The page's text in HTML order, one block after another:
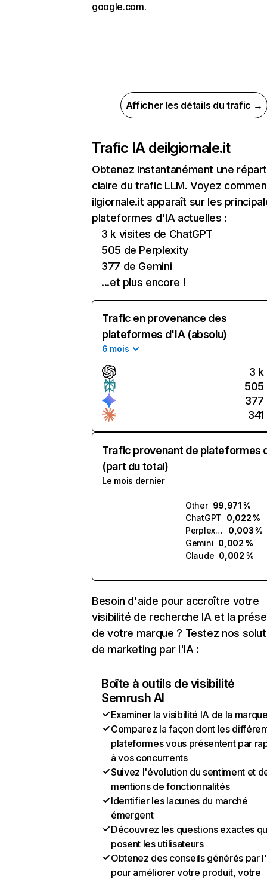
google.com.
Afficher les détails du trafic →
Trafic IA deilgiornale.it
Obtenez instantanément une
claire du trafic LLM. Voyez
ilgiornale.it apparaît sur les
plateformes d'IA actuelles :
3 k visites de ChatGPT
505 de Perplexity
377 de Gemini
...et plus encore !
Trafic en provenance des
plateformes d'IA (absolu)
6 mois
3 k
505
377
341
Trafic provenant de plateformes
(part du total)
Le mois dernier
Other 99,971 %
ChatGPT 0,022 %
Perplexity
0,003 %
Gemini 0,002 %
Claude 0,002 %
Besoin d'aide pour accroître votre
visibilité de recherche IA et la
de votre marque ? Testez nos
de marketing par l'IA :
Boîte à outils de visibilité
Semrush AI
Examiner la visibilité IA de la
Comparez la façon dont les
plateformes vous présentent par
à vos concurrents
Suivez l'évolution du sentiment et
mentions de fonctionnalités
Identifier les lacunes du marché
émergent
Découvrez les questions exactes
posent les utilisateurs
Obtenez des conseils générés par
pour améliorer votre produit, votre